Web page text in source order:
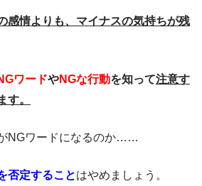
感情よりも、 マイナスの気持ちが残
ワードやNGな行動を知って注意す
す。
NGワードになるのか……
否定することはやめましょう。